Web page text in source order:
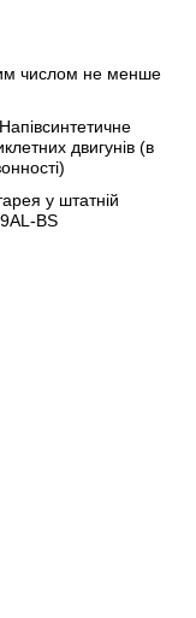
числом не менше
двигунів (в
у штатній
BS